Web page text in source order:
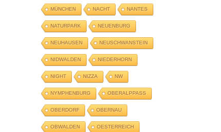
MÜNCHEN NACHT NANTES
NATURPARK NEUENBURG
NEUHAUSEN NEUSCHWANSTEIN
NIDWALDEN NIEDERHORN
NIGHT NIZZA NW
NYMPHENBURG OBERALPPASS
OBERDORF OBERNAU
OBWALDEN OESTERREICH